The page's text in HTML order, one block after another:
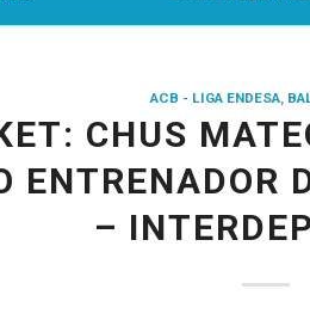
ACB - LIGA ENDESA,
CHUS
ENTRENADOR
–